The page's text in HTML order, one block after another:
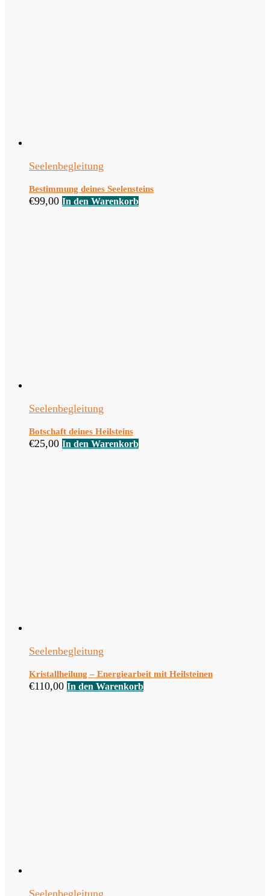
Seelenbegleitung
Bestimmung deines Seelensteins
€99,00 In den Warenkorb
Seelenbegleitung
Botschaft deines Heilsteins
€25,00 In den Warenkorb
Seelenbegleitung
Kristallheilung – Energiearbeit mit Heilsteinen
€110,00 In den Warenkorb
Seelenbegleitung